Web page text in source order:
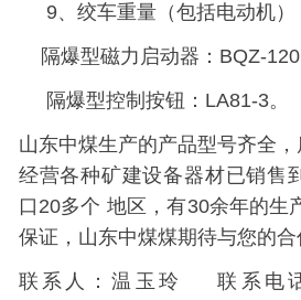
9、绞车重量（包括电动机）
隔爆型磁力启动器：BQZ-
隔爆型控制按钮：LA81-3。
山东中煤生产的产品型号齐全
经营各种矿建设备器材已销售
口20多个 地区，有30余年的生
保证，山东中煤煤期待与您的合
联系人：温玉玲 联系电话